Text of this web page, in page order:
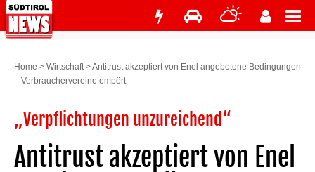
Home > Wirtschaft>Antitrust akzeptiert von Enel angebotene Bedingungen
– Verbrauchervereine empört
„Verpflichtungen unzureichend“
Antitrust akzeptiert von Enel